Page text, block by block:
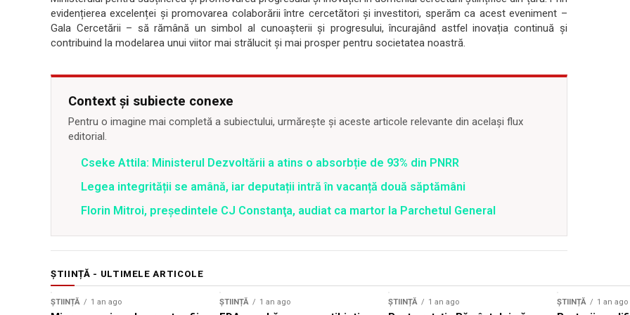
evidențierea excelenței și promovarea colaborării între cercetători și investitori, sperăm ca acest eveniment –
Gala Cercetării – să rămână un simbol al cunoașterii și progresului, încurajând astfel inovația continuă și
contribuind la modelarea unui viitor mai strălucit și mai prosper pentru societatea noastră.
Context și subiecte conexe
Pentru o imagine mai completă a subiectului, urmărește și aceste articole relevante din același flux
editorial.
Cseke Attila: Ministerul Dezvoltării a atins o absorbție de 93% din PNRR
Legea integrității se amână, iar deputații intră în vacanță două săptămâni
Florin Mitroi, preşedintele CJ Constanţa, audiat ca martor la Parchetul General
ȘTIINȚĂ - ULTIMELE ARTICOLE
ȘTIINȚĂ 1 an ago ȘTIINȚĂ 1 an ago ȘTIINȚĂ 1 an ago ȘTIINȚĂ 1 an ago